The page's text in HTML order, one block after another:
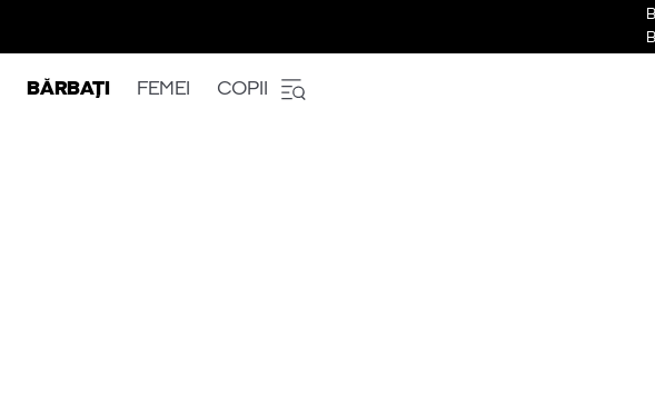
BĂRBAȚI FEMEI COPII